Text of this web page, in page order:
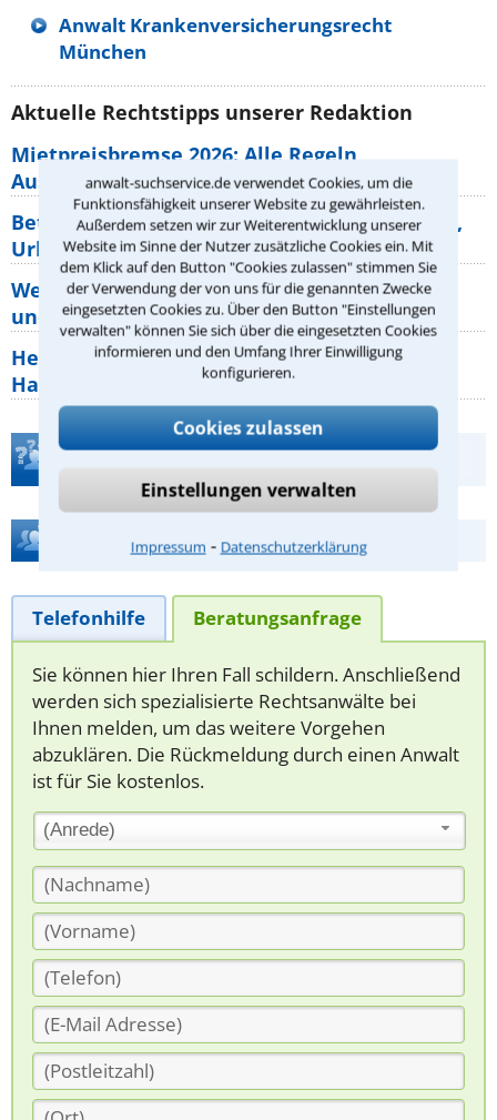
anwalt-suchservice.de verwendet Cookies, um die
Funktionsfähigkeit unserer Website zu gewährleisten.
Außerdem setzen wir zur Weiterentwicklung unserer
Website im Sinne der Nutzer zusätzliche Cookies ein. Mit
dem Klick auf den Button "Cookies zulassen" stimmen Sie
der Verwendung der von uns für die genannten Zwecke
eingesetzten Cookies zu. Über den Button "Einstellungen
verwalten" können Sie sich über die eingesetzten Cookies
informieren und den Umfang Ihrer Einwilligung
konfigurieren.
Cookies zulassen
Einstellungen verwalten
Impressum ⁃ Datenschutzerklärung
Anwalt Krankenversicherungsrecht
München
Aktuelle Rechtstipps unserer Redaktion
Mietpreisbremse 2026: Alle Regeln,
Ausnahmen und Rechte für Mieter
Betriebsausflug: 11 Antworten zu Teilnahme,
Urlaub, Arbeitszeit
Welche Rechte hat der Käufer eines Pferdes
und wie macht man sie
Heizungsaustausch abgesagt: Was müssen
Hauseigentümer jetzt zum Thema
Teste Dein Rechtswissen
Hilfe bei Ihrer Anwaltsuche?
Telefonhilfe Beratungsanfrage
Sie können hier Ihren Fall schildern. Anschließend
werden sich spezialisierte Rechtsanwälte bei
Ihnen melden, um das weitere Vorgehen
abzuklären. Die Rückmeldung durch einen Anwalt
ist für Sie kostenlos.
(Anrede)